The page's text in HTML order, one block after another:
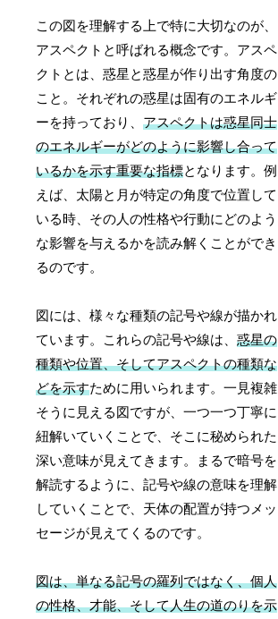
この図を理解する上で特に大切なのが、
アスペクトと呼ばれる概念です。アスペ
クトとは、惑星と惑星が作り出す角度の
こと。それぞれの惑星は固有のエネルギ
ーを持っており、アスペクトは惑星同士
のエネルギーがどのように影響し合って
いるかを示す重要な指標となります。例
えば、太陽と月が特定の角度で位置して
いる時、その人の性格や行動にどのよう
な影響を与えるかを読み解くことができ
るのです。
図には、様々な種類の記号や線が描かれ
ています。これらの記号や線は、惑星の
種類や位置、そしてアスペクトの種類な
どを示すために用いられます。一見複雑
そうに見える図ですが、一つ一つ丁寧に
紐解いていくことで、そこに秘められた
深い意味が見えてきます。まるで暗号を
解読するように、記号や線の意味を理解
していくことで、天体の配置が持つメッ
セージが見えてくるのです。
図は、単なる記号の羅列ではなく、個人
の性格、才能、そして人生の道のりを示